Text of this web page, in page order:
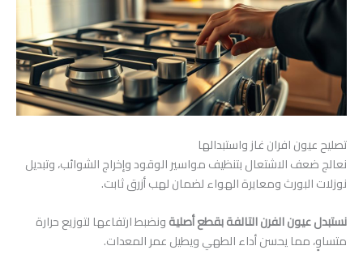
تصليح عيون افران غاز واستبدالها
نعالج ضعف الاشتعال بتنظيف مواسير الوقود وإخراج الشوائب، وتبديل
نوزلات البورث ومعايرة الهواء لضمان لهب أزرق ثابت.
نستبدل عيون الفرن التالفة بقطع أصليةونضبط ارتفاعها لتوزيع حرارة
متساوٍ، مما يحسن أداء الطهي ويطيل عمر المعدات.